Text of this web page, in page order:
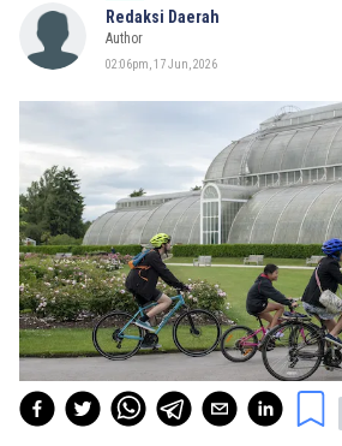
Redaksi Daerah
Author
02:06pm, 17 Jun, 2026